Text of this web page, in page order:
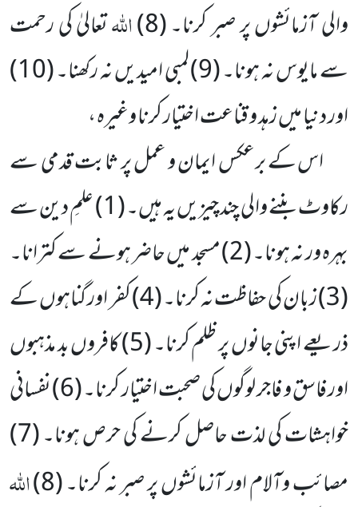
والی آزمائشوں پر صبر کرنا۔ (8
)اللہتعالیٰ کی رحمت
سے مایوس نہ ہونا۔ (9) لمبی امیدیں نہ رکھنا۔ (10
)
اور دنیا میں زہد و قناعت اختیار کرنا وغیرہ ،
اس کے برعکس ایمان و عمل پر ثابت قدمی سے
رکاوٹ بننے والی چند چیزیں یہ ہیں۔ (1) علمِ دین سے
بہرہ ورنہ ہونا۔ (2) مسجد میں حاضر ہونے سے کترانا۔
(
3) زبان کی حفاظت نہ کرنا۔ (4) کفر اور گناہوں کے
ذریعے اپنی جانوںپر ظلم کرنا۔ (5) کافروں بد مذہبوں
اور فاسق و فاجر لوگوں کی صحبت اختیار کرنا۔ (6) نفسانی
خواہشات کی لذت حاصل کرنے کی حرص ہونا۔ (7
)
مصائب وآلام اور آزمائشوں پر صبر نہ کرنا۔ (8
)اللہ